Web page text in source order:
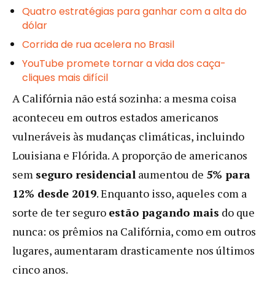
Quatro estratégias para ganhar com a alta do
dólar
Corrida de rua acelera no Brasil
YouTube promete tornar a vida dos caça-
cliques mais difícil
A Califórnia não está sozinha: a mesma coisa
aconteceu em outros estados americanos
vulneráveis às mudanças climáticas, incluindo
Louisiana e Flórida. A proporção de americanos
sem seguro residencial aumentou de 5% para
12% desde 2019. Enquanto isso, aqueles com a
sorte de ter seguro estão pagando mais do que
nunca: os prêmios na Califórnia, como em outros
lugares, aumentaram drasticamente nos últimos
cinco anos.